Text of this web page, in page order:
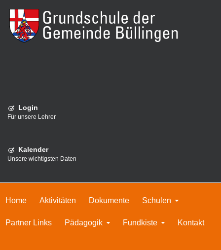
Login
Für unsere Lehrer
Kalender
Unsere wichtigsten Daten
Home Aktivitäten Dokumente Schulen
Partner Links Pädagogik Fundkiste Kontakt